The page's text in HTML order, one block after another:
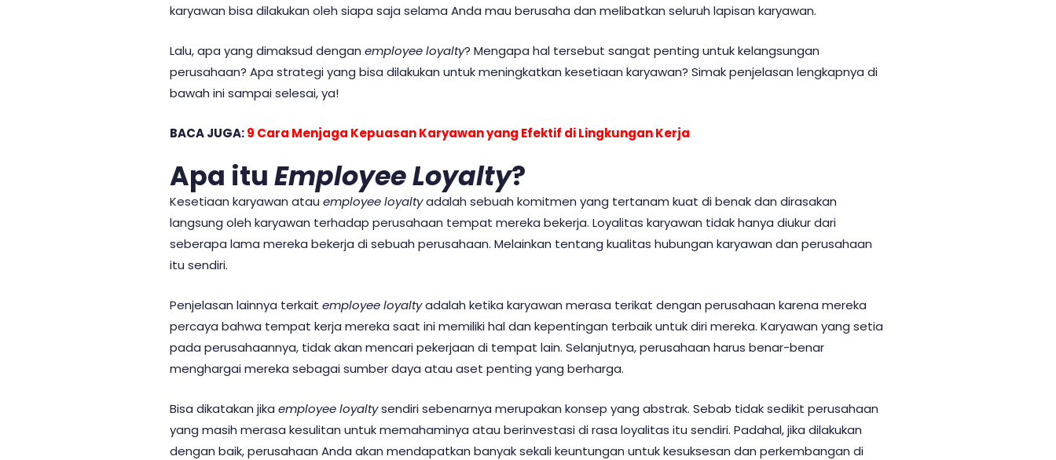
karyawan bisa dilakukan oleh siapa saja selama Anda mau berusaha dan melibatkan seluruh lapisan karyawan.
Lalu, apa yang dimaksud dengan employee loyalty? Mengapa hal tersebut sangat penting untuk kelangsungan
perusahaan? Apa strategi yang bisa dilakukan untuk meningkatkan kesetiaan karyawan? Simak penjelasan lengkapnya di
bawah ini sampai selesai, ya!
BACA JUGA:9 Cara Menjaga Kepuasan Karyawan yang Efektif di Lingkungan Kerja
Apa ituEmployee Loyalty?
Kesetiaan karyawan atau employee loyaltyadalah sebuah komitmen yang tertanam kuat di benak dan dirasakan
langsung oleh karyawan terhadap perusahaan tempat mereka bekerja. Loyalitas karyawan tidak hanya diukur dari
seberapa lama mereka bekerja di sebuah perusahaan. Melainkan tentang kualitas hubungan karyawan dan perusahaan
itu sendiri.
Penjelasan lainnya terkait employee loyaltyadalah ketika karyawan merasa terikat dengan perusahaan karena mereka
percaya bahwa tempat kerja mereka saat ini memiliki hal dan kepentingan terbaik untuk diri mereka. Karyawan yang setia
pada perusahaannya, tidak akan mencari pekerjaan di tempat lain. Selanjutnya, perusahaan harus benar-benar
menghargai mereka sebagai sumber daya atau aset penting yang berharga.
Bisa dikatakan jika employee loyaltysendiri sebenarnya merupakan konsep yang abstrak. Sebab tidak sedikit perusahaan
yang masih merasa kesulitan untuk memahaminya atau berinvestasi di rasa loyalitas itu sendiri. Padahal, jika dilakukan
dengan baik, perusahaan Anda akan mendapatkan banyak sekali keuntungan untuk kesuksesan dan perkembangan di